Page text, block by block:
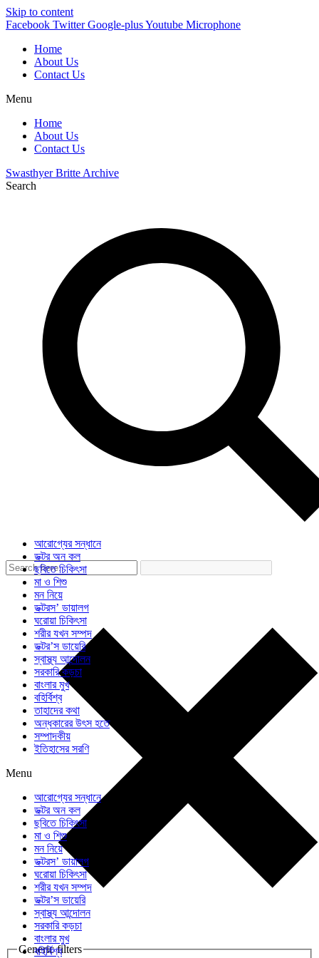
Skip to content
Facebook Twitter Google-plusYoutube Microphone
Home
About Us
Contact Us
Menu
Home
About Us
Contact Us
Swasthyer Britte Archive
Search
Generic filters
আরোগ্যের সন্ধানে
ডক্টর অন কল
ছবিতে চিকিৎসা
মা ও শিশু
মন নিয়ে
ডক্টরস’ ডায়ালগ
ঘরোয়া চিকিৎসা
শরীর যখন সম্পদ
ডক্টর’স ডায়েরি
স্বাস্থ্য আন্দোলন
সরকারি কড়চা
বাংলার মুখ
বহির্বিশ্ব
তাহাদের কথা
অন্ধকারের উৎস হতে
সম্পাদকীয়
ইতিহাসের সরণি
Menu
আরোগ্যের সন্ধানে
ডক্টর অন কল
ছবিতে চিকিৎসা
মা ও শিশু
মন নিয়ে
ডক্টরস’ ডায়ালগ
ঘরোয়া চিকিৎসা
শরীর যখন সম্পদ
ডক্টর’স ডায়েরি
স্বাস্থ্য আন্দোলন
সরকারি কড়চা
বাংলার মুখ
বহির্বিশ্ব